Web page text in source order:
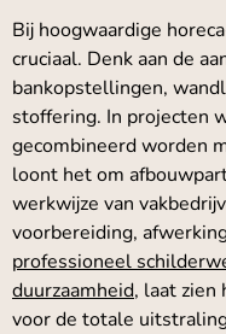
Bij hoogwaardige
cruciaal. Denk aan de
bankopstellingen,
stoffering. In projecten
gecombineerd worden
loont het om
werkwijze van
voorbereiding,
professioneel
duurzaamheid, laat zien
voor de totale